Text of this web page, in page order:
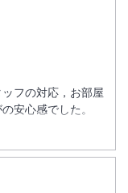
フの対応，お部屋
安心感でした。